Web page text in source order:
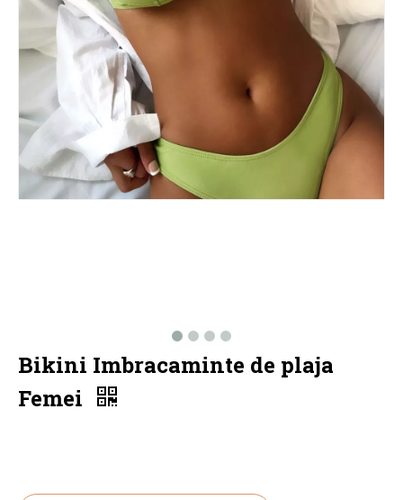
Bikini Imbracaminte de plaja
Femei